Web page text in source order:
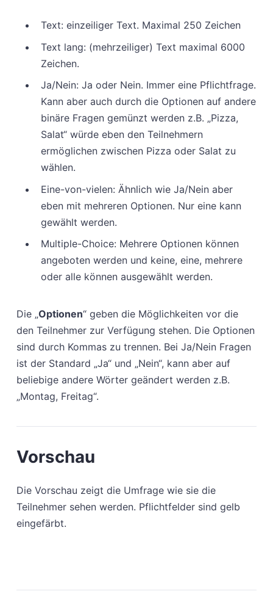
Text: einzeiliger Text. Maximal 250 Zeichen
Text lang: (mehrzeiliger) Text maximal 6000
Zeichen.
Ja/Nein: Ja oder Nein. Immer eine Pflichtfrage.
Kann aber auch durch die Optionen auf andere
binäre Fragen gemünzt werden z.B. „Pizza,
Salat“ würde eben den Teilnehmern
ermöglichen zwischen Pizza oder Salat zu
wählen.
Eine-von-vielen: Ähnlich wie Ja/Nein aber
eben mit mehreren Optionen. Nur eine kann
gewählt werden.
Multiple-Choice: Mehrere Optionen können
angeboten werden und keine, eine, mehrere
oder alle können ausgewählt werden.
Die „Optionen“ geben die Möglichkeiten vor die
den Teilnehmer zur Verfügung stehen. Die Optionen
sind durch Kommas zu trennen. Bei Ja/Nein Fragen
ist der Standard „Ja“ und „Nein“, kann aber auf
beliebige andere Wörter geändert werden z.B.
„Montag, Freitag“.
Vorschau
Die Vorschau zeigt die Umfrage wie sie die
Teilnehmer sehen werden. Pflichtfelder sind gelb
eingefärbt.